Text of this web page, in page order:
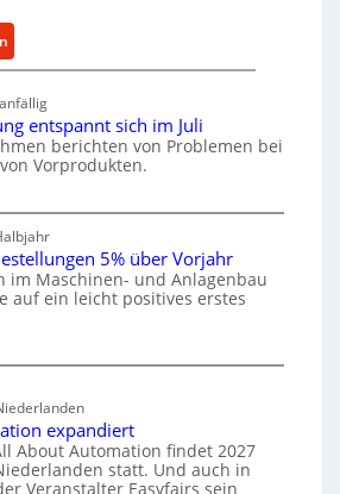
s
t
z
t
i
l
e
n
n
a
t
i
g
e
W
z
e
u
p
r
D
u
t
s
h
e
W
s
h
a
f
t
entspannt sich im Juli
berichten von Problemen bei
Vorprodukten.
5% über Vorjahr
im Maschinen- und Anlagenbau
auf ein leicht positives erstes
expandiert
About Automation findet 2027
statt. Und auch in
Veranstalter Easyfairs sein